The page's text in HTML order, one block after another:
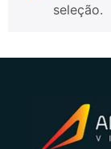
seleção.